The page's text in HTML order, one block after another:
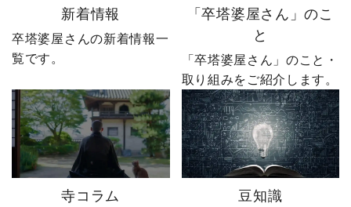
何ですか？ぜひコメント
で教えてください！ 「い
いね」「保存」「フォロ
ー」も励みになります。
ーーーーーー 創業明治15
年｜卒塔婆専門メーカー
東京・日の出町を拠点
に、全国6,000以上のお寺
とお取引する、 お寺のこ
とを知り尽くした“卒塔婆
屋”です。 卒塔婆に関する
は、想像以上の結果でし
た。 そして、その後やじ
社長の運命を大きく変え
る出来事が起こります。
続きは第4話「逆転編」。
ぜひ最後までご覧いただ
き、感想をコメントで教
えてください！ 「いい
ね」「保存」「フォロ
ー」も励みになります。
ーーーーーーーーーーー
ーーーーーー 創業明治15
新着情報
卒塔婆屋さんの新着情報一
覧です。
「卒塔婆屋さん」のこ
と
「卒塔婆屋さん」のこと・
取り組みをご紹介します。
寺コラム 豆知識